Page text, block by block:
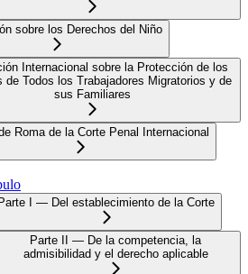
sobre los Derechos del Niño
Internacional sobre la Protección de los
de Todos los Trabajadores Migratorios y de
sus Familiares
Roma de la Corte Penal Internacional
Parte I — Del establecimiento de la Corte
Parte II — De la competencia, la
admisibilidad y el derecho aplicable